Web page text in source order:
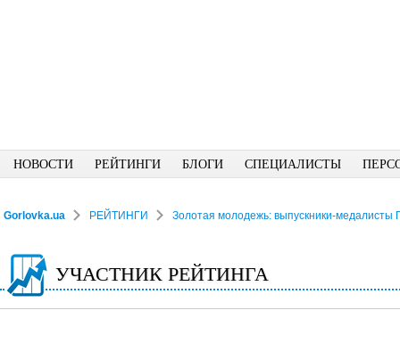
НОВОСТИ РЕЙТИНГИ БЛОГИ СПЕЦИАЛИСТЫ
Gorlovka.ua РЕЙТИНГИ Золотая молодежь: выпускники-медалисты
УЧАСТНИК РЕЙТИНГА